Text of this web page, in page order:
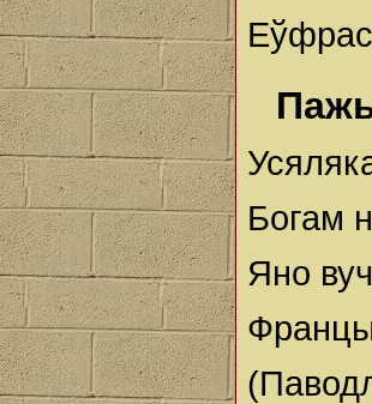
Богам
Яно